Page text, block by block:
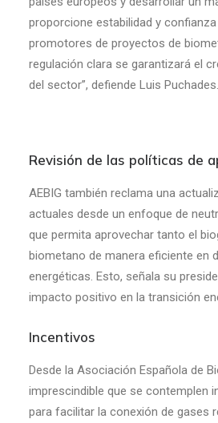
proporcione estabilidad y
promotores de proyectos de
regulación clara se garantizará el
del sector”, defiende Luis Puchades.
Revisión de las políticas de
AEBIG también reclama una
actuales desde un enfoque de
que permita aprovechar tanto el
biometano de manera eficiente en
energéticas. Esto, señala su
impacto positivo en la transición
Incentivos
Desde la Asociación Española de
imprescindible que se contemplen
para facilitar la conexión de gases